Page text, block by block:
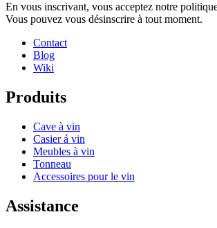
Classe climatiqueT
Alarme pour porte ouverte
Pieds réglables
Capacité nette (litres)
En vous inscrivant, vous acceptez notre
Vous pouvez vous désinscrire à tout moment.
Contact
Blog
Wiki
Produits
Cave à vin
Casier á vin
Meubles à vin
Tonneau
Accessoires pour le vin
Assistance